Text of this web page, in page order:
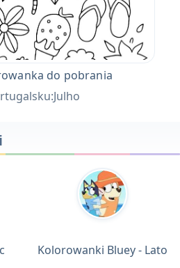
do pobrania
Kolorowanki Bluey - Lato